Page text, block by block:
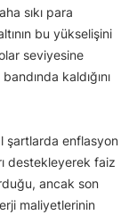
sıkı para
bu yükselişini
seviyesine
kaldığını
şartlarda enflasyon
destekleyerek faiz
ancak son
maliyetlerinin